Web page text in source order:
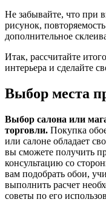
Не забывайте, что при
рисунок,
дополнительное
Итак, рассчитайте
интерьера и сделайте
Выбор места
Выбор салона или
торговли. Покупка
или салоне обладает
вы сможете получить
консультацию со
вам подобрать обои,
выполнить расчет
советы по его